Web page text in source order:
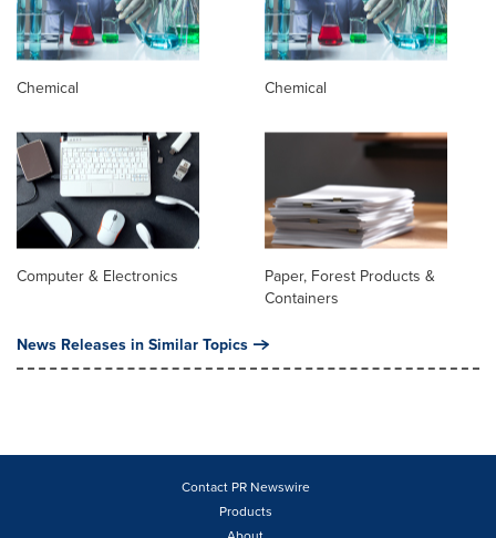
Chemical Chemical
Computer & Electronics
Paper, Forest Products &
Containers
News Releases in Similar Topics
Contact PR Newswire
Products